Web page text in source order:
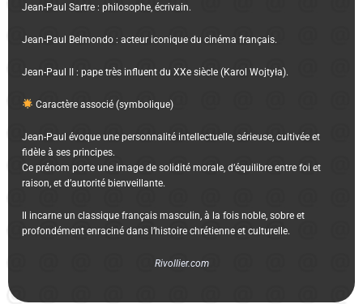
Jean-Paul Sartre : philosophe, écrivain.
Jean-Paul Belmondo : acteur iconique du cinéma français.
Jean-Paul II : pape très influent du XXe siècle (Karol Wojtyła).
Caractère associé (symbolique)
Jean-Paul évoque une personnalité intellectuelle, sérieuse, cultivée et
fidèle à ses principes.
Ce prénom porte une image de solidité morale, d’équilibre entre foi et
raison, et d’autorité bienveillante.
Il incarne un classique français masculin, à la fois noble, sobre et
profondément enraciné dans l’histoire chrétienne et culturelle.
Rivollier.com